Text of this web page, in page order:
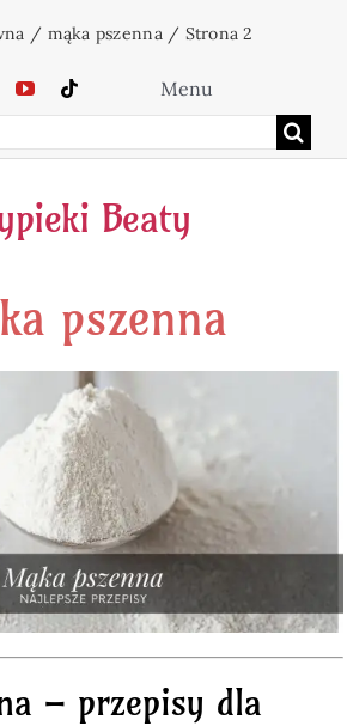
/ mąka pszenna/ Strona 2
Menu
Home
Ciasta
Desery
Napoje
Pieczywo
Przetwory
Posiłki
Beaty
pszenna
– przepisy dla